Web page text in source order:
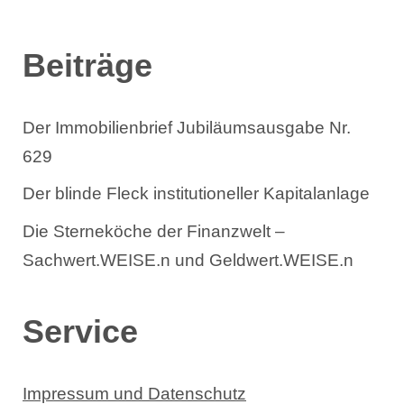
Beiträge
Der Immobilienbrief Jubiläumsausgabe Nr.
629
Der blinde Fleck institutioneller Kapitalanlage
Die Sterneköche der Finanzwelt –
Sachwert.WEISE.n und Geldwert.WEISE.n
Service
Impressum und Datenschutz